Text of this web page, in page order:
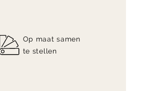
Op maat samen
te stellen